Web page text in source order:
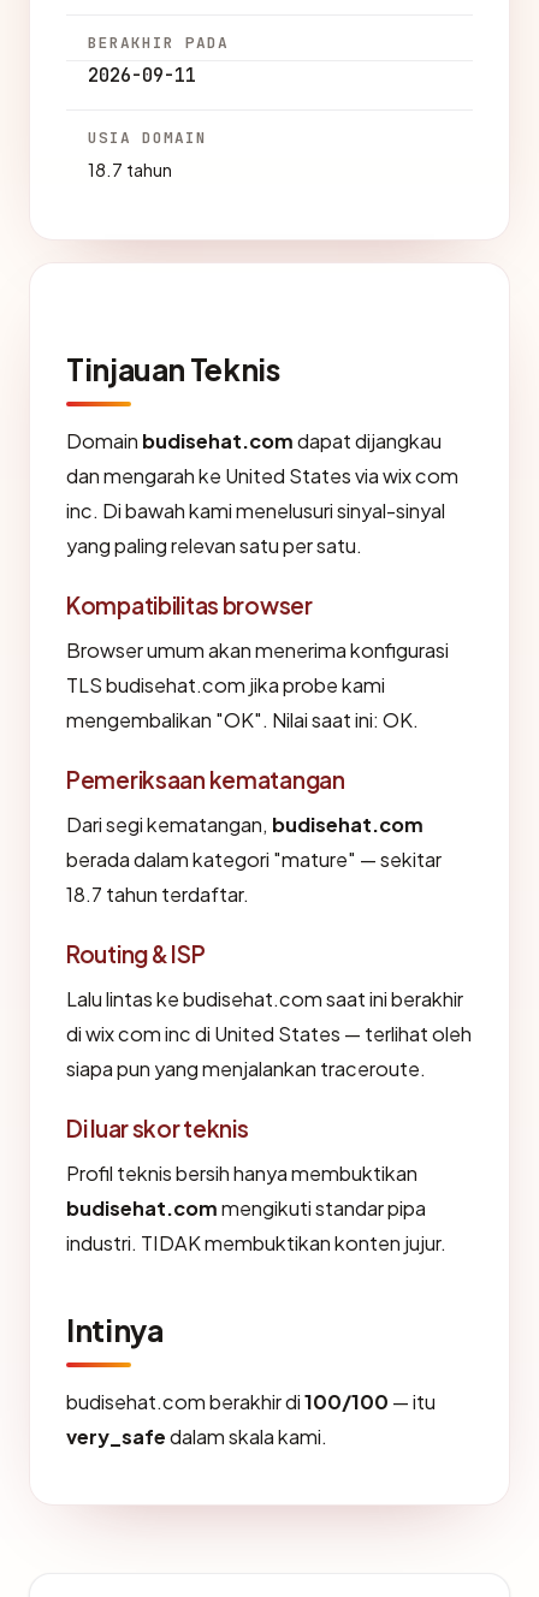
BERAKHIR PADA
2026-09-11
USIA DOMAIN
18.7 tahun
Tinjauan Teknis
Domain budisehat.comdapat dijangkau
dan mengarah ke United States via wix com
inc. Di bawah kami menelusuri sinyal-sinyal
yang paling relevan satu per satu.
Kompatibilitas browser
Browser umum akan menerima konfigurasi
TLS budisehat.com jika probe kami
mengembalikan "OK". Nilai saat ini: OK.
Pemeriksaan kematangan
Dari segi kematangan, budisehat.com
berada dalam kategori "mature" — sekitar
18.7 tahun terdaftar.
Routing & ISP
Lalu lintas ke budisehat.com saat ini berakhir
di wix com inc di United States — terlihat oleh
siapa pun yang menjalankan traceroute.
Di luar skor teknis
Profil teknis bersih hanya membuktikan
budisehat.commengikuti standar pipa
industri. TIDAK membuktikan konten jujur.
Intinya
budisehat.com berakhir di100/100 — itu
very_safedalam skala kami.